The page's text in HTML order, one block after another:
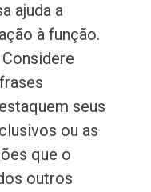
ajuda a
à função.
seus
ou as
que o
outros